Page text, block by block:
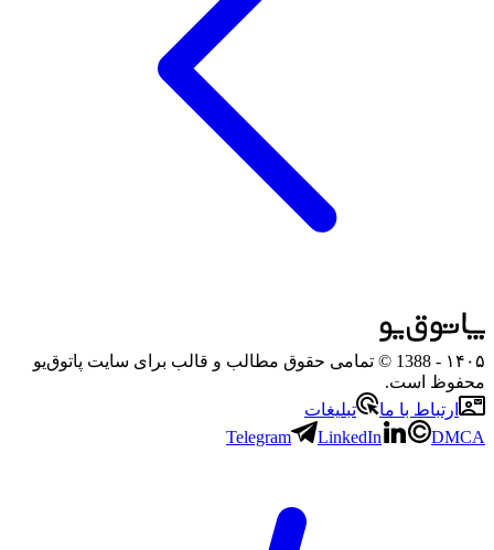
۱۴۰۵
- 1388 © تمامی حقوق مطالب و قالب برای سایت پاتوق‌یو
محفوظ است.
ارتباط با ما
تبلیغات
Telegram
LinkedIn DMCA